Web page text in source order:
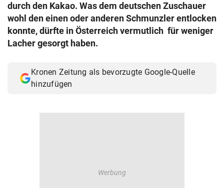
durch den Kakao. Was dem deutschen Zuschauer
wohl den einen oder anderen Schmunzler entlocken
konnte, dürfte in Österreich vermutlich für weniger
Lacher gesorgt haben.
Kronen Zeitung als bevorzugte Google-Quelle
hinzufügen